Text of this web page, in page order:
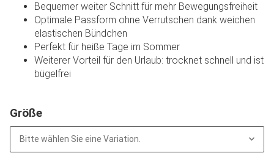
Bequemer weiter Schnitt für mehr Bewegungsfreiheit
Optimale Passform ohne Verrutschen dank weichen
elastischen Bündchen
Perfekt für heiße Tage im Sommer
Weiterer Vorteil für den Urlaub: trocknet schnell und ist
bügelfrei
Größe
Bitte wählen Sie eine Variation.